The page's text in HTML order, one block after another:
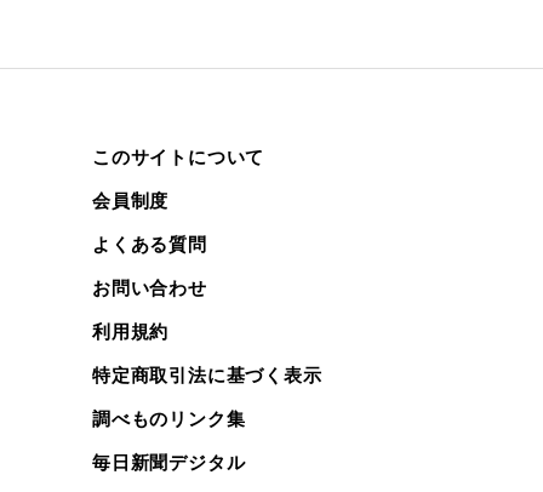
このサイトについて
会員制度
よくある質問
お問い合わせ
利用規約
特定商取引法に基づく表示
調べものリンク集
毎日新聞デジタル